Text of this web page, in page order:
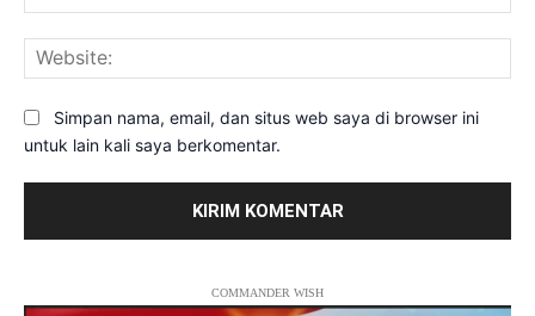
Simpan nama, email, dan situs web saya di browser ini
untuk lain kali saya berkomentar.
COMMANDER WISH